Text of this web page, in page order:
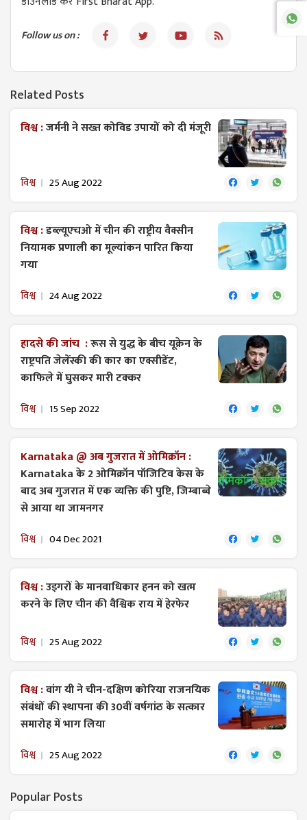
Follow us on :
Related Posts
विश्व :जर्मनी ने सख्त कोविड उपायों को दी मंजूरी
विश्व 25 Aug 2022
विश्व :डब्ल्यूएचओ में चीन की राष्ट्रीय वैक्सीन
नियामक प्रणाली का मूल्यांकन पारित किया
गया
विश्व 24 Aug 2022
हादसे की जांच :रूस से युद्ध के बीच यूक्रेन के
राष्ट्रपति जेलेंस्की की कार का एक्सीडेंट,
काफिले में घुसकर मारी टक्कर
विश्व 15 Sep 2022
Karnataka @ अब गुजरात में ओमिक्रॉन :
Karnataka के 2 ओमिक्रॉन पॉजिटिव केस के
बाद अब गुजरात में एक व्यक्ति की पुष्टि, जिम्बाब्वे
से आया था जामनगर
विश्व 04 Dec 2021
विश्व :उइगरों के मानवाधिकार हनन को खत्म
करने के लिए चीन की वैश्विक राय में हेरफेर
विश्व 25 Aug 2022
विश्व :वांग यी ने चीन-दक्षिण कोरिया राजनयिक
संबंधों की स्थापना की 30वीं वर्षगांठ के सत्कार
समारोह में भाग लिया
विश्व 25 Aug 2022
Popular Posts